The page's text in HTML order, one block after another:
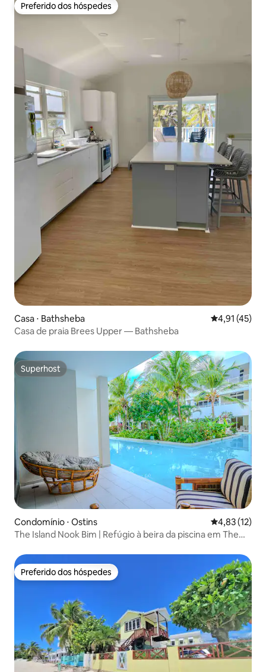
Preferido dos hóspedes
Preferido dos hóspedes
Casa ⋅ Bathsheba 4,91 de uma
4,91 (45)
Casa de praia Brees Upper — Bathsheba
Superhost
Superhost
Condomínio ⋅ Ostins 4,83 de uma
4,83 (12)
The Island Nook Bim | Refúgio à beira da piscina em The
Preferido dos hóspedes
Preferido dos hóspedes